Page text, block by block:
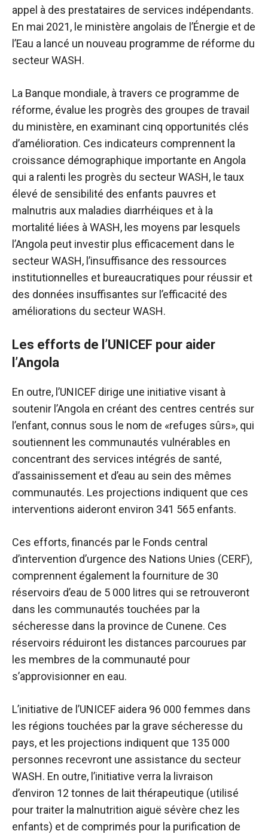
appel à des prestataires de services indépendants.
En mai 2021, le ministère angolais de l’Énergie et de
l’Eau a lancé un nouveau programme de réforme du
secteur WASH.
La Banque mondiale, à travers ce programme de
réforme, évalue les progrès des groupes de travail
du ministère, en examinant cinq opportunités clés
d’amélioration. Ces indicateurs comprennent la
croissance démographique importante en Angola
qui a ralenti les progrès du secteur WASH, le taux
élevé de sensibilité des enfants pauvres et
malnutris aux maladies diarrhéiques et à la
mortalité liées à WASH, les moyens par lesquels
l’Angola peut investir plus efficacement dans le
secteur WASH, l’insuffisance des ressources
institutionnelles et bureaucratiques pour réussir et
des données insuffisantes sur l’efficacité des
améliorations du secteur WASH.
Les efforts de l’UNICEF pour aider
l’Angola
En outre, l’UNICEF dirige une initiative visant à
soutenir l’Angola en créant des centres centrés sur
l’enfant, connus sous le nom de «refuges sûrs», qui
soutiennent les communautés vulnérables en
concentrant des services intégrés de santé,
d’assainissement et d’eau au sein des mêmes
communautés. Les projections indiquent que ces
interventions aideront environ 341 565 enfants.
Ces efforts, financés par le Fonds central
d’intervention d’urgence des Nations Unies (CERF),
comprennent également la fourniture de 30
réservoirs d’eau de 5 000 litres qui se retrouveront
dans les communautés touchées par la
sécheresse dans la province de Cunene. Ces
réservoirs réduiront les distances parcourues par
les membres de la communauté pour
s’approvisionner en eau.
L’initiative de l’UNICEF aidera 96 ​​000 femmes dans
les régions touchées par la grave sécheresse du
pays, et les projections indiquent que 135 000
personnes recevront une assistance du secteur
WASH. En outre, l’initiative verra la livraison
d’environ 12 tonnes de lait thérapeutique (utilisé
pour traiter la malnutrition aiguë sévère chez les
enfants) et de comprimés pour la purification de